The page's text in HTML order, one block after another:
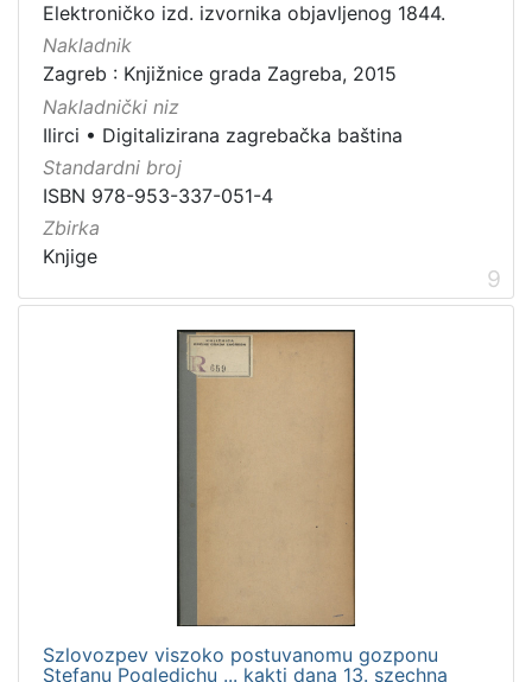
Elektroničko izd. izvornika objavljenog 1844.
Nakladnik
Zagreb : Knjižnice grada Zagreba, 2015
Nakladnički niz
Ilirci • Digitalizirana zagrebačka baština
Standardni broj
ISBN 978-953-337-051-4
Zbirka
Knjige
9
Szlovozpev viszoko postuvanomu gozponu
Stefanu Pogledichu ... kakti dana 13. szechna